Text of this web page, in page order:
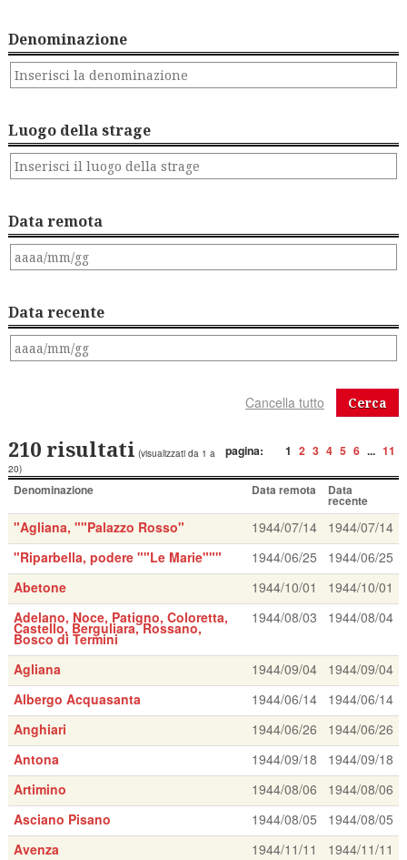
Denominazione
Luogo della strage
Data remota
Data recente
Cerca
pagina: 1 2 3 4 5 6 ... 11
210 risultati (visualizzati da 1 a
20)
Denominazione Data remota Data
recente
"Agliana, ""Palazzo Rosso" 1944/07/14
1944/07/14
"Riparbella, podere ""Le Marie"""
1944/06/25
1944/06/25
Abetone
1944/10/01
1944/10/01
Adelano, Noce, Patigno, Coloretta,
Castello, Berguliara, Rossano,
Bosco di Termini
1944/08/03 1944/08/04
Agliana 1944/09/04
1944/09/04
Albergo Acquasanta
1944/06/14
1944/06/14
Anghiari
1944/06/26
1944/06/26
Antona
1944/09/18
1944/09/18
Artimino
1944/08/06
1944/08/06
Asciano Pisano
1944/08/05
1944/08/05
Avenza
1944/11/11
1944/11/11